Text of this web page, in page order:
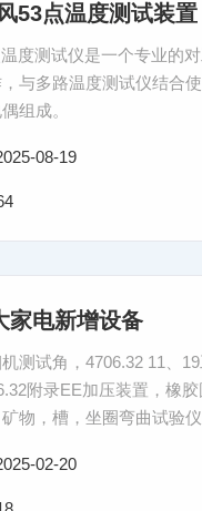
53点温度测试装置
度测试仪是一个专业的
与多路温度测试仪结合
组成。
08-19
家电新增设备
测试角，4706.32 11、
附录EE加压装置，橡
物，槽，坐圈弯曲试验仪
02-20